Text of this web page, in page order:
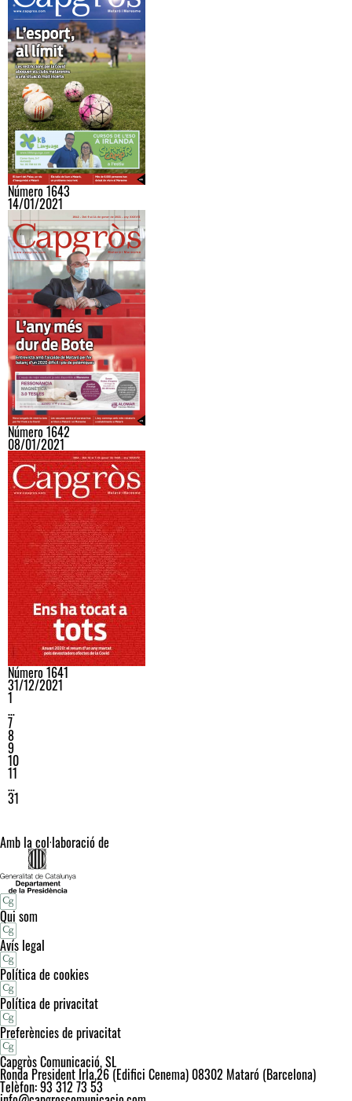
Número 1643
14/01/2021
Número 1642
08/01/2021
Número 1641
31/12/2021
1
…
7
8
9
10
11
…
31
Amb la col·laboració de
Qui som
Avís legal
Política de cookies
Política de privacitat
Preferències de privacitat
Capgròs Comunicació, SL
Ronda President Irla,26 (Edifici Cenema) 08302 Mataró (Barcelona)
Telèfon: 93 312 73 53